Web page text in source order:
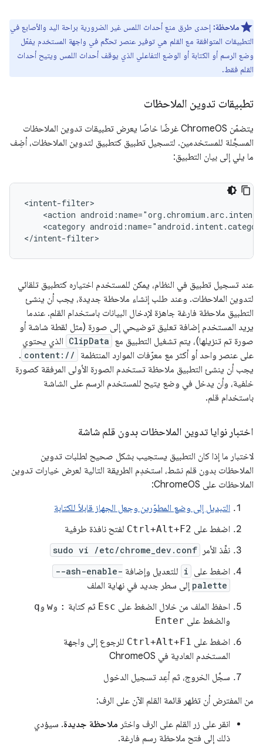
ملاحظة: إحدى طرق منع أحداث اللمس غير الضرورية براحة اليد والأصابع في
التطبيقات المتوافقة مع القلم هي توفير عنصر تحكّم في واجهة المستخدم يفعّل
وضع الرسم أو الكتابة أو الوضع التفاعلي الذي يوقف أحداث اللمس ويتيح أحداث
القلم فقط.
تطبيقات تدوين الملاحظات
يتضمّن ChromeOS غرضًا خاصًا يعرض تطبيقات تدوين الملاحظات
المسجَّلة للمستخدمين. لتسجيل تطبيق كتطبيق لتدوين الملاحظات، أضِف
ما يلي إلى بيان التطبيق:
<action
<category
عند تسجيل تطبيق في النظام، يمكن للمستخدم اختياره كتطبيق تلقائي
لتدوين الملاحظات. وعند طلب إنشاء ملاحظة جديدة، يجب أن ينشئ
التطبيق ملاحظة فارغة جاهزة لإدخال البيانات باستخدام القلم. عندما
يريد المستخدم إضافة تعليق توضيحي إلى صورة (مثل لقطة شاشة أو
صورة تم تنزيلها)، يتم تشغيل التطبيق مع ClipData الذي يحتوي
على عنصر واحد أو أكثر مع معرّفات الموارد المنتظمة
content://
.
يجب أن ينشئ التطبيق ملاحظة تستخدم الصورة الأولى المرفقة كصورة
خلفية، وأن يدخل في وضع يتيح للمستخدم الرسم على الشاشة
باستخدام قلم.
اختبار نوايا تدوين الملاحظات بدون قلم شاشة
لاختبار ما إذا كان التطبيق يستجيب بشكل صحيح لطلبات تدوين
الملاحظات بدون قلم نشط، استخدِم الطريقة التالية لعرض خيارات تدوين
الملاحظات على ChromeOS:
التبديل إلى وضع المطوّرين وجعل الجهاز قابلاً للكتابة
اضغط على Ctrl+Alt+F2 لفتح نافذة طرفية
نفِّذ الأمر
sudo vi /etc/chrome_dev.conf
اضغط على i للتعديل وإضافة --ash-enable-
palette إلى سطر جديد في نهاية الملف
احفظ الملف من خلال الضغط على Esc ثم كتابة : وw وq
والضغط على Enter
اضغط على Ctrl+Alt+F1 للرجوع إلى واجهة
المستخدم العادية في ChromeOS
سجِّل الخروج، ثم أعِد تسجيل الدخول
من المفترض أن تظهر قائمة القلم الآن على الرف:
انقر على زر القلم على الرف واختَر ملاحظة جديدة. سيؤدي
ذلك إلى فتح ملاحظة رسم فارغة.